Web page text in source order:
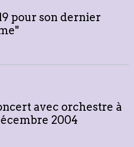
pour son dernier
avec orchestre à
2004